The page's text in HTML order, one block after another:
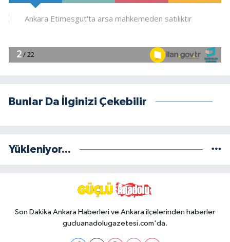
Bunlar Da İlginizi Çekebilir
Yükleniyor...
Son Dakika Ankara Haberleri ve Ankara ilçelerinden haberler
gucluanadolugazetesi.com'da.